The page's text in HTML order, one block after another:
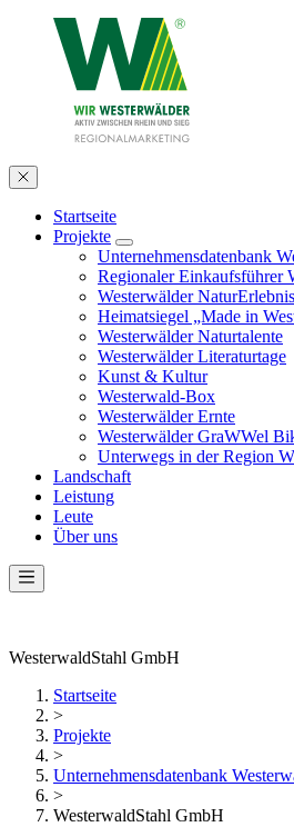
Startseite
Projekte
Unternehmensdatenbank
Regionaler Einkaufsführer
Westerwälder
Heimatsiegel „Made in
Westerwälder Naturtalente
Westerwälder Literaturtage
Kunst & Kultur
Westerwald-Box
Westerwälder Ernte
Westerwälder GraWWel
Unterwegs in der Region
Landschaft
Leistung
Leute
Über uns
WesterwaldStahl GmbH
Startseite
>
Projekte
>
Unternehmensdatenbank
>
WesterwaldStahl GmbH